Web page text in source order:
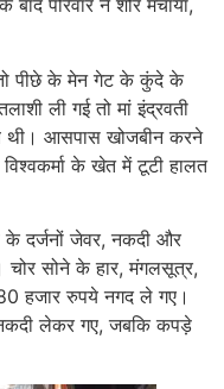
परिवार ने शोर मचाया,
तो पीछे के मेन गेट के कुंदे के
ली गई तो मां इंद्रवती
थी। आसपास खोजबीन करने
के खेत में टूटी हालत
के दर्जनों जेवर, नकदी और
चोर सोने के हार, मंगलसूत्र,
हजार रुपये नगद ले गए।
लेकर गए, जबकि कपड़े